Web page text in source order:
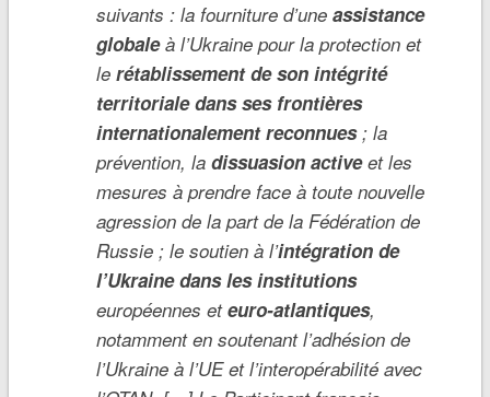
suivants : la fourniture d’une assistance
globaleà l’Ukraine pour la protection et
le rétablissement de son intégrité
territoriale dans ses frontières
internationalement reconnues; la
prévention, la dissuasion activeet les
mesures à prendre face à toute nouvelle
agression de la part de la Fédération de
Russie ; le soutien à l’intégration de
l’Ukraine dans les institutions
européennes eteuro-atlantiques,
notamment en soutenant l’adhésion de
l’Ukraine à l’UE et l’interopérabilité avec